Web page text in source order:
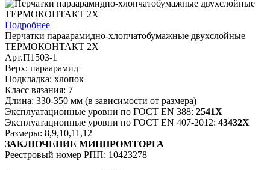
Подробнее
Перчатки параарамидно-хлопчатобумажные двухслойные
ТЕРМОКОНТАКТ 2Х
Арт.П1503-1
Верх: параарамид
Подкладка: хлопок
Класс вязания: 7
Длина: 330-350 мм (в зависимости от размера)
Эксплуатационные уровни по ГОСТ EN 388: 2541Х
Эксплуатационные уровни по ГОСТ EN 407-2012: 43432Х
Размеры: 8,9,10,11,12
ЗАКЛЮЧЕНИЕ МИНПРОМТОРГА
Реестровый номер РПП: 10423278